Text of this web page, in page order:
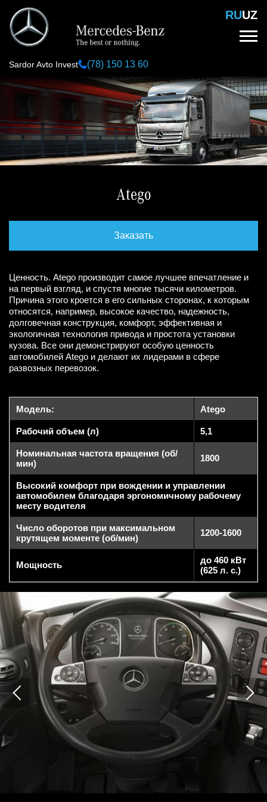
Перейти
основному
содержанию
RUUZ
Sardor Avto Invest (78) 150 13 60
Atego
Заказать
Ценность. Atego производит самое лучшее впечатление и
на первый взгляд, и спустя многие тысячи километров.
Причина этого кроется в его сильных сторонах, к которым
относятся, например, высокое качество, надежность,
долговечная конструкция, комфорт, эффективная и
экологичная технология привода и простота установки
кузова. Все они демонстрируют особую ценность
автомобилей Atego и делают их лидерами в сфере
развозных перевозок.
Модель: Atego
Рабочий объем (л) 5,1
Номинальная частота вращения (об/
мин)
1800
Высокий комфорт при вождении и управлении
автомобилем благодаря эргономичному рабочему
месту водителя
Число оборотов при максимальном
крутящем моменте (об/мин)
1200-1600
Мощность
до 460 кВт
(625 л. с.)